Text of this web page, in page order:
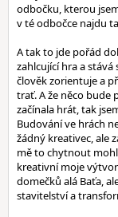
odbočku, kterou
v té odbočce najdu
A tak to jde pořád
zahlcující hra a stává
člověk zorientuje a
trať. A že něco bude
začínala hrát, tak
Budování ve hrách
žádný kreativec, ale
mě to chytnout
kreativní moje
domečků alá Baťa,
stavitelství a